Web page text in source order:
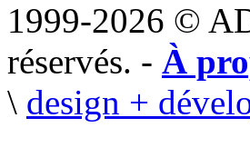
1999-2026 ©
réservés. - À
\ design +